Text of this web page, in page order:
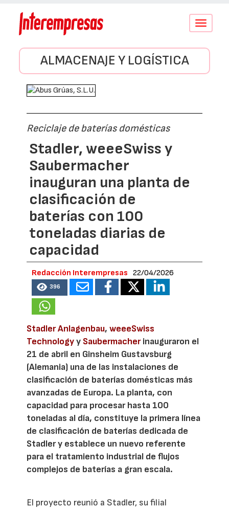
Conmutar
ALMACENAJE Y LOGÍSTICA
Reciclaje de baterías domésticas
Stadler, weeeSwiss y
Saubermacher
inauguran una planta de
clasificación de
baterías con 100
toneladas diarias de
capacidad
Redacción Interempresas 22/04/2026
396
Stadler Anlagenbau,weeeSwiss
Technologyy Saubermacherinauguraron el
21 de abril en Ginsheim Gustavsburg
(Alemania) una de las instalaciones de
clasificación de baterías domésticas más
avanzadas de Europa. La planta, con
capacidad para procesar hasta 100
toneladas al día, constituye la primera línea
de clasificación de baterías dedicada de
Stadler y establece un nuevo referente
para el tratamiento industrial de flujos
complejos de baterías a gran escala.
El proyecto reunió a Stadler, su filial